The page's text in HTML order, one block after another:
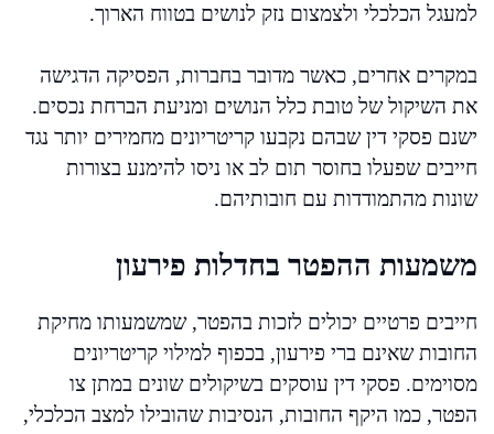
למעגל הכלכלי ולצמצום נזק לנושים בטווח הארוך.
במקרים אחרים, כאשר מדובר בחברות, הפסיקה הדגישה
את השיקול של טובת כלל הנושים ומניעת הברחת נכסים.
ישנם פסקי דין שבהם נקבעו קריטריונים מחמירים יותר נגד
חייבים שפעלו בחוסר תום לב או ניסו להימנע בצורות
שונות מהתמודדות עם חובותיהם.
משמעות ההפטר בחדלות פירעון
חייבים פרטיים יכולים לזכות בהפטר, שמשמעותו מחיקת
החובות שאינם ברי פירעון, בכפוף למילוי קריטריונים
מסוימים. פסקי דין עוסקים בשיקולים שונים במתן צו
הפטר, כמו היקף החובות, הנסיבות שהובילו למצב הכלכלי,